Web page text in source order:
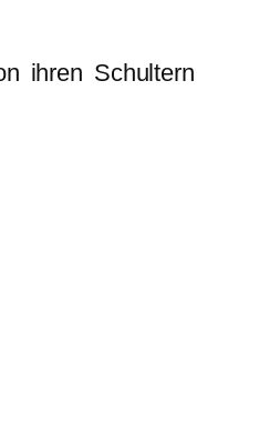
ihren Schultern